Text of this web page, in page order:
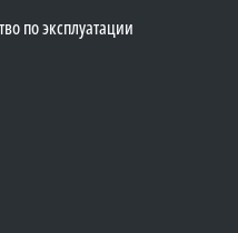
по эксплуатации